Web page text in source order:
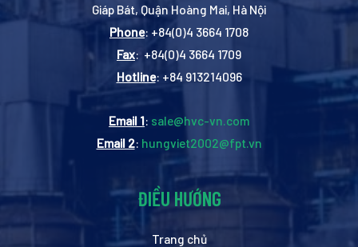
Giáp Bát, Quận Hoàng Mai, Hà Nội
Phone: +84(0)4 3664 1708
Fax: +84(0)4 3664 1709
Hotline: +84 913214096
Email 1: sale@hvc-vn.com
Email 2: hungviet2002@fpt.vn
ĐIỀU HƯỚNG
Trang chủ